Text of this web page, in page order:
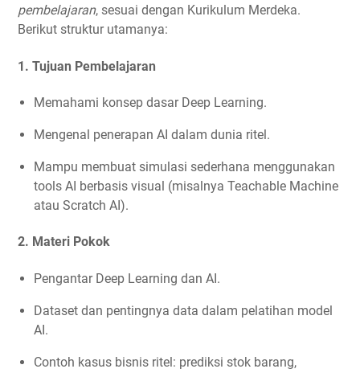
pembelajaran, sesuai dengan Kurikulum Merdeka.
Berikut struktur utamanya:
1. Tujuan Pembelajaran
Memahami konsep dasar Deep Learning.
Mengenal penerapan AI dalam dunia ritel.
Mampu membuat simulasi sederhana menggunakan
tools AI berbasis visual (misalnya Teachable Machine
atau Scratch AI).
2. Materi Pokok
Pengantar Deep Learning dan AI.
Dataset dan pentingnya data dalam pelatihan model
AI.
Contoh kasus bisnis ritel: prediksi stok barang,